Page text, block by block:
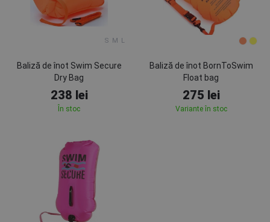
S M L
Baliză de înot Swim Secure
Dry Bag
238 lei
În stoc
Baliză de înot BornToSwim
Float bag
275 lei
Variante în stoc